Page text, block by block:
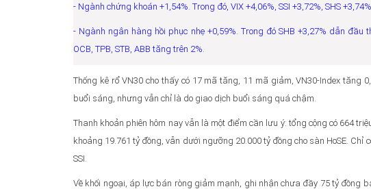
- Ngành chứng khoán +1,54%. Trong đó, VIX +4,06%, SSI +3,72%, SHS +3,74%.
- Ngành ngân hàng hồi phục nhẹ +0,59%. Trong đó SHB +3,27% dẫn
OCB, TPB, STB, ABB tăng trên 2%.
Thống kê rổ VN30 cho thấy có 17 mã tăng, 11 mã giảm, VN30-Index tăng
buổi sáng, nhưng vẫn chỉ là do giao dịch buổi sáng quá chậm.
Thanh khoản phiên hôm nay vẫn là một điểm cần lưu ý: tổng cộng có 664
khoảng 19.761 tỷ đồng, vẫn dưới ngưỡng 20.000 tỷ đồng cho sàn HoSE.
SSI.
Về khối ngoại, áp lực bán ròng giảm mạnh, ghi nhận chưa đầy 75 tỷ đồng